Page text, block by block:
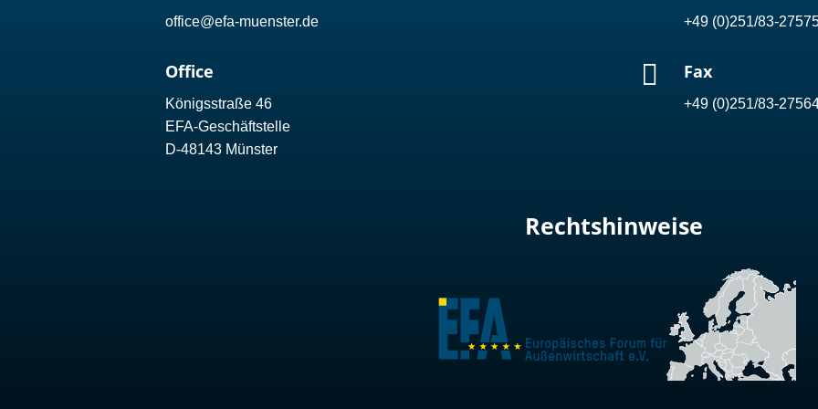
office@efa-muenster.de
Office
Königsstraße 46
EFA-Geschäftstelle
D-48143 Münster
+49 (0)251/83-
 Fax
+49 (0)251/83-
Rechtshinweise